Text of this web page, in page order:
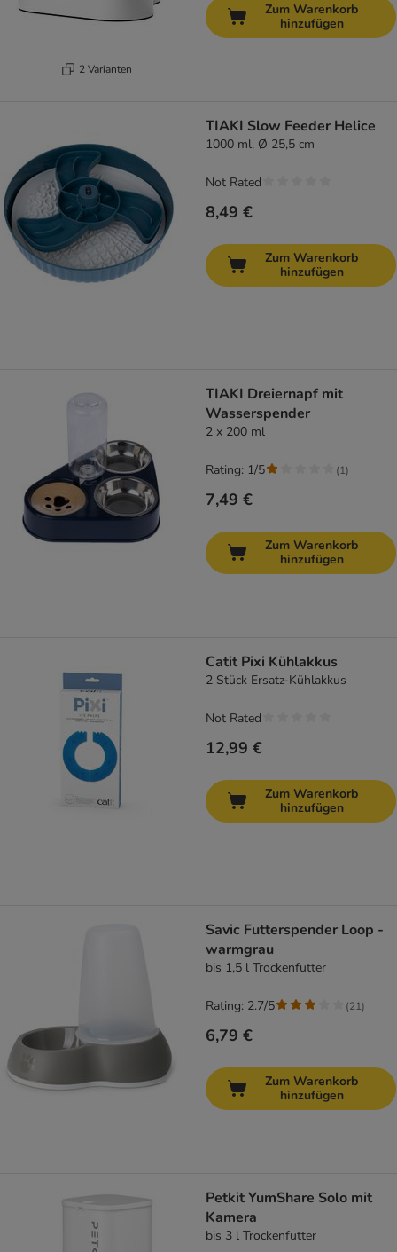
2 Varianten
Zum Warenkorb
hinzufügen
TIAKI Slow Feeder Helice
1000 ml, Ø 25,5 cm
8,49 €
Not Rated
Zum Warenkorb
hinzufügen
TIAKI Dreiernapf mit
Wasserspender
2 x 200 ml
7,49 €
Rating: 1/5 (1)
Zum Warenkorb
hinzufügen
Catit Pixi Kühlakkus
2 Stück Ersatz-Kühlakkus
12,99 €
Not Rated
Zum Warenkorb
hinzufügen
Savic Futterspender Loop -
warmgrau
bis 1,5 l Trockenfutter
6,79 €
Rating: 2.7/5 (21)
Zum Warenkorb
hinzufügen
Petkit YumShare Solo mit
Kamera
bis 3 l Trockenfutter